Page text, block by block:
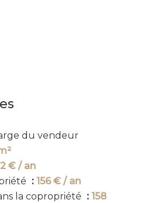
du vendeur
€ / an
156 € / an
la copropriété
158